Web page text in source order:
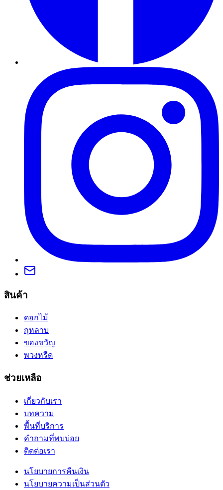
สินค้า
ดอกไม้
กุหลาบ
ของขวัญ
พวงหรีด
ช่วยเหลือ
เกี่ยวกับเรา
บทความ
พื้นที่บริการ
คำถามที่พบบ่อย
ติดต่อเรา
นโยบายการคืนเงิน
นโยบายความเป็นส่วนตัว